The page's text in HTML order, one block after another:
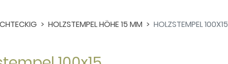
HOLZSTEMPEL HÖHE 15 MM HOLZSTEMPEL 100X15